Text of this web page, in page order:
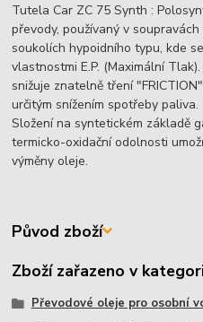
Tutela Car ZC 75 Synth :
převody, používaný v
soukolích hypoidního typu, kde
vlastnostmi E.P. (Maximální
snižuje znatelně tření
určitým snížením spotřeby paliva.
Složení na syntetickém základě
termicko-oxidační odolnosti
výměny oleje.
Původ zboží
Zboží zařazeno v
Převodové oleje pro osobní